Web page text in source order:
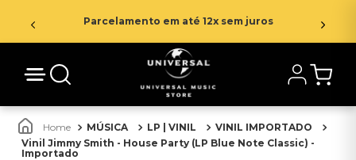
Parcelamento em até 12x sem juros
MÚSICA LP | VINIL
VINIL IMPORTADO
Vinil Jimmy Smith - House Party (LP Blue Note Classic) -
Importado